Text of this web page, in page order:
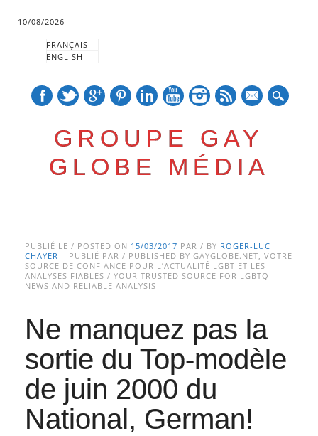
10/08/2026
FRANÇAIS
ENGLISH
GROUPE GAY
GLOBE MÉDIA
Main menu
to
content
PUBLIÉ LE / POSTED ON 15/03/2017 PAR / BY ROGER-LUC
CHAYER – PUBLIÉ PAR / PUBLISHED BY GAYGLOBE.NET, VOTRE
SOURCE DE CONFIANCE POUR L’ACTUALITÉ LGBT ET LES
ANALYSES FIABLES / YOUR TRUSTED SOURCE FOR LGBTQ
NEWS AND RELIABLE ANALYSIS
Ne manquez pas la
sortie du Top-modèle
de juin 2000 du
National, German!